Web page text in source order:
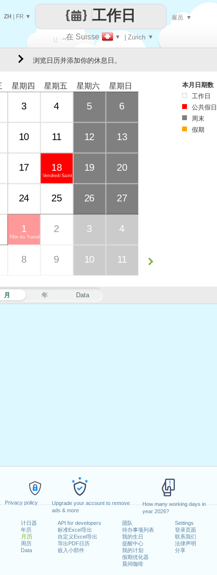
Privacy policy
Upgrade your account to remove
ads & more
How many working days in
year 2026?
计日器
年历
月历
周历
Data
API for developers
标准Excel导出
自定义Excel导出
导出PDF日历
嵌入小部件
团队
待办事项列表
我的生日
提醒中心
我的计划
假期优化器
晨间咖啡
Settings
登录页面
联系我们
法律声明
分享
让 ..在 Suisse ▼ | Zürich ▼
工作日
ZH FR ▼ 雇员 ▼
浏览日历并添加你的休息日。
月 年 Data
星期四 星期五 星期六 星期日
3 4 5 6
10 11 12 13
17
Vendredi Saint
18 19 20
24 25 26 27
Fête du Travail
1 2 3 4
8 9 10 11
本月日期数
工作日
公共假日
周末
假期